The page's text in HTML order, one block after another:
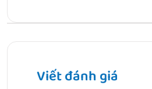
Có nên dùng sữa rửa mặt buổi
Viết đánh giá